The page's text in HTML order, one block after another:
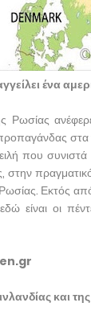
ένα
που
Εκτός
οι
και